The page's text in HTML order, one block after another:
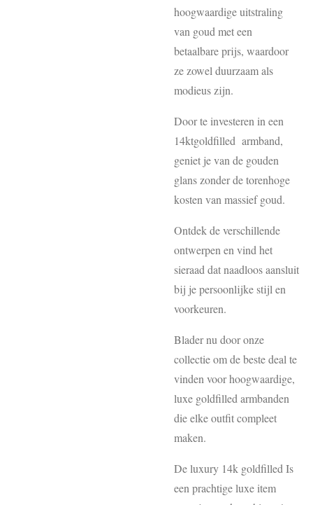
hoogwaardige uitstraling
van goud met een
betaalbare prijs, waardoor
ze zowel duurzaam als
modieus zijn.
Door te investeren in een
14ktgoldfilled armband,
geniet je van de gouden
glans zonder de torenhoge
kosten van massief goud.
Ontdek de verschillende
ontwerpen en vind het
sieraad dat naadloos aansluit
bij je persoonlijke stijl en
voorkeuren.
Blader nu door onze
collectie om de beste deal te
vinden voor hoogwaardige,
luxe goldfilled armbanden
die elke outfit compleet
maken.
De luxury 14k goldfilled Is
een prachtige luxe item